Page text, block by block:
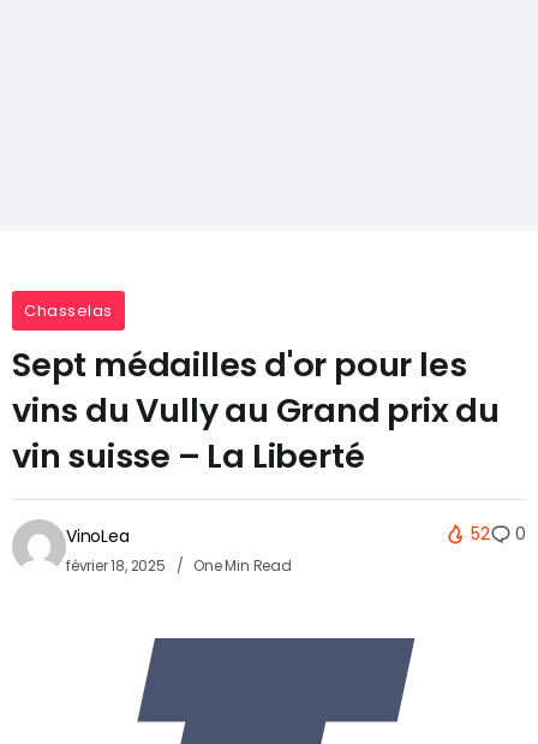
Chasselas
Sept médailles d'or pour les
vins du Vully au Grand prix du
vin suisse – La Liberté
VinoLea
février 18, 2025 One Min Read
52 0